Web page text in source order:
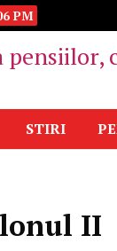
PM
pensiilor,
STIRI
II